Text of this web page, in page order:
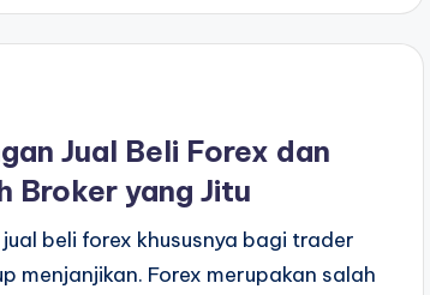
Jual Beli Forex dan
Broker yang Jitu
beli forex khususnya bagi trader
menjanjikan. Forex merupakan salah